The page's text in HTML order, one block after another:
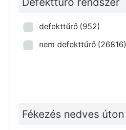
defekttűrő (952)
nem defekttűrő (26816)
Fékezés nedves úton